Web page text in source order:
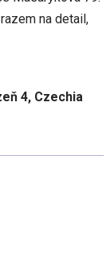
na detail,
4, Czechia